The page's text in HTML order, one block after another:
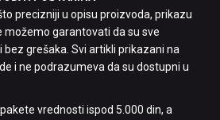
precizniji u opisu proizvoda, prikazu
možemo garantovati da su sve
grešaka. Svi artikli prikazani na
i ne podrazumeva da su dostupni u
vrednosti ispod 5.000 din, a